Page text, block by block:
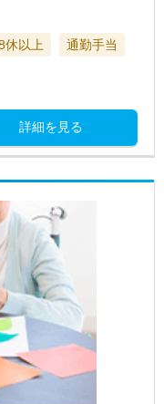
休以上
通勤手当
詳細を見る